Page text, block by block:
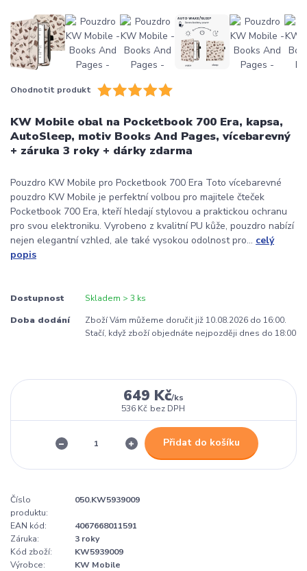
Ohodnotit produkt
KW Mobile obal na Pocketbook 700 Era, kapsa,
AutoSleep, motiv Books And Pages, vícebarevný
+ záruka 3 roky + dárky zdarma
Pouzdro KW Mobile pro Pocketbook 700 Era Toto vícebarevné
pouzdro KW Mobile je perfektní volbou pro majitele čteček
Pocketbook 700 Era, kteří hledají stylovou a praktickou ochranu
pro svou elektroniku. Vyrobeno z kvalitní PU kůže, pouzdro nabízí
nejen elegantní vzhled, ale také vysokou odolnost pro... celý
popis
Dostupnost Skladem > 3 ks
Doba dodání
Zboží Vám můžeme doručit již 10.08.2026 do 16:00.
Stačí, když zboží objednáte nejpozději dnes do 18:00
649 Kč/ks
536 Kč bez DPH
Přidat do košíku
Číslo
produktu:
050.KW5939009
EAN kód:
4067668011591
Záruka:
3 roky
Kód zboží:
KW5939009
Výrobce:
KW Mobile